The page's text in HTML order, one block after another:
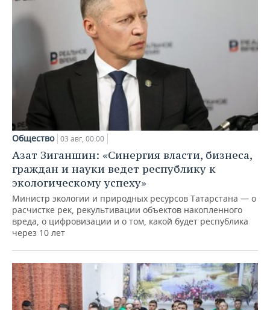
Общество 03 авг, 00:00
Азат Зиганшин: «Синергия власти, бизнеса,
граждан и науки ведет республику к
экологическому успеху»
Министр экологии и природных ресурсов Татарстана — о
расчистке рек, рекультивации объектов накопленного
вреда, о цифровизации и о том, какой будет республика
через 10 лет